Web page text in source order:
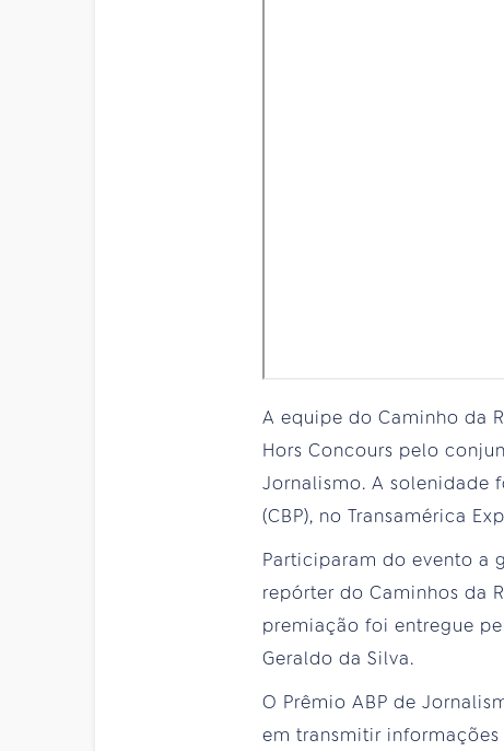
A equipe do Caminho da
Hors Concours pelo
Jornalismo. A solenidade
(CBP), no Transamérica
Participaram do evento a
repórter do Caminhos da
premiação foi entregue
Geraldo da Silva.
O Prêmio ABP de
em transmitir